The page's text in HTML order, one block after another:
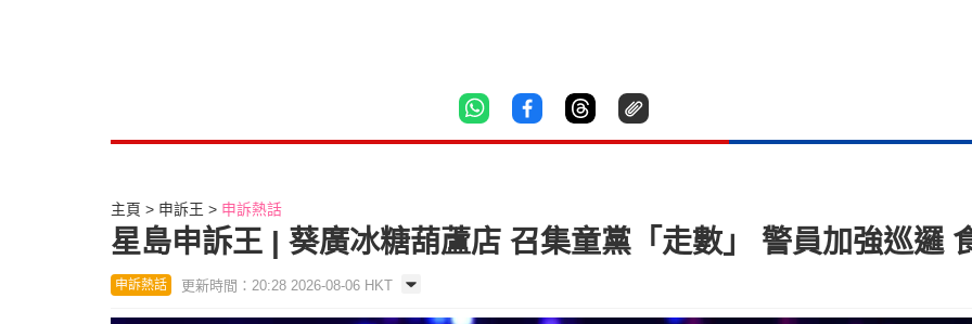
主頁 申訴王 申訴熱話
星島申訴王 | 葵廣冰糖葫蘆店 召集童黨「走數」 警員加強巡邏
申訴熱話 更新時間：20:28 2026-08-06 HKT